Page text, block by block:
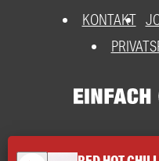
KONTAKT